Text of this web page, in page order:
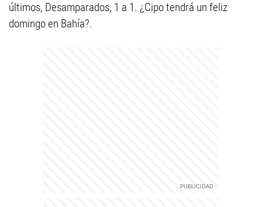
últimos, Desamparados, 1 a 1. ¿Cipo tendrá un feliz
domingo en Bahía?.